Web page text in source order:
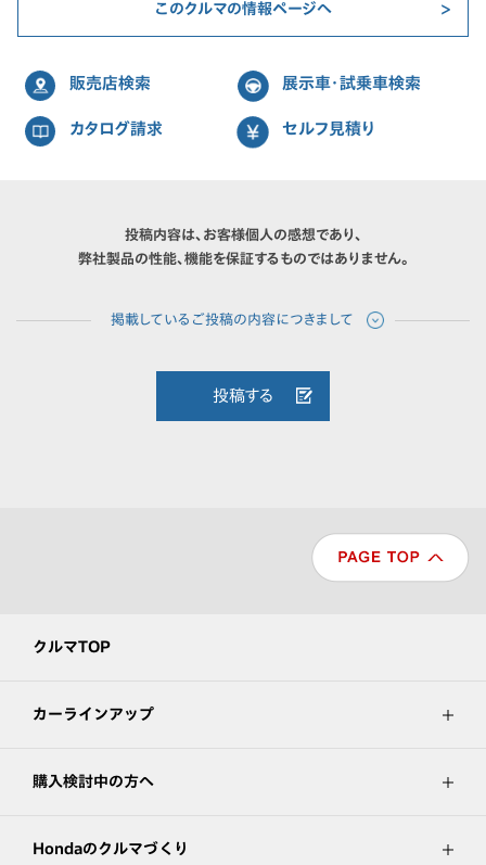
このクルマの情報ページへ
販売店検索 展示車・試乗車検索
カタログ請求 セルフ見積り
投稿内容は、お客様個人の感想であり、
弊社製品の性能、機能を保証するものではありません。
投稿する
クルマTOP
カーラインアップ
購入検討中の方へ
Hondaのクルマづくり